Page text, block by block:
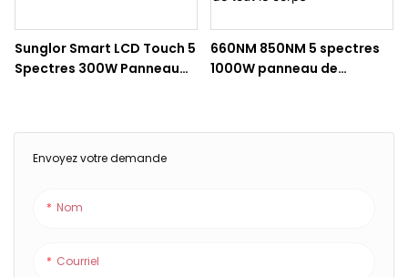
Envoyez votre demande
Nom
Courriel
Sunglor Smart LCD Touch 5
Spectres 300W Panneau
avec écran tactile LCD
complet de la douleur
660NM 850NM 5 spectres
1000W panneau de
infrarouge avec écran